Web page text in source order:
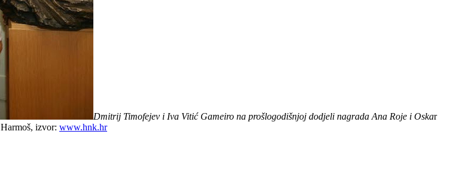
Dmitrij Timofejev i Iva Vitić Gameiro na prošlogodišnjoj dodjeli nagrada Ana Roje i Oskar
Harmoš, izvor: www.hnk.hr